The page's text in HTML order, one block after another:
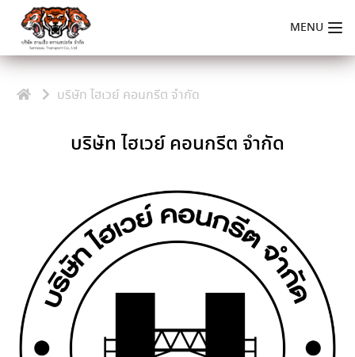
content
MENU
บริษัท ไฮเวย์ คอนกรีต จำกัด
บริษัท ไฮเวย์ คอนกรีต จำกัด